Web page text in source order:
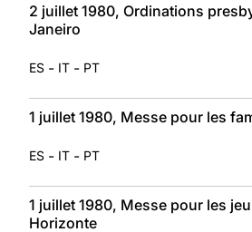
2 juillet 1980, Ordinations
Janeiro
ES - IT - PT
1 juillet 1980, Messe pour les
ES - IT - PT
1 juillet 1980, Messe pour les
Horizonte